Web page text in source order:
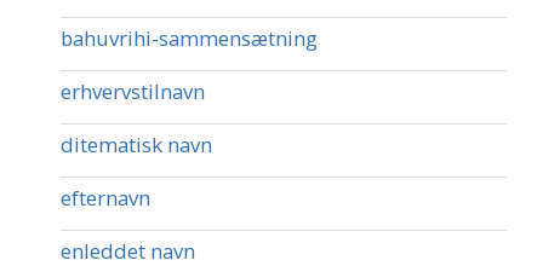
bahuvrihi-sammensætning
erhvervstilnavn
ditematisk navn
efternavn
enleddet navn